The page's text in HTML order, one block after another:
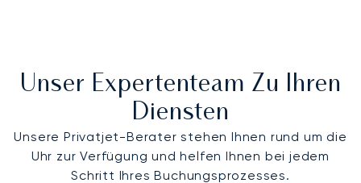
Unser Expertenteam Zu Ihren
Diensten
Unsere Privatjet-Berater stehen Ihnen rund um die
Uhr zur Verfügung und helfen Ihnen bei jedem
Schritt Ihres Buchungsprozesses.